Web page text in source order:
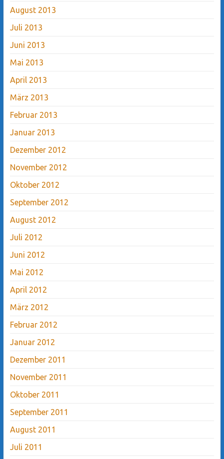
August 2013
Juli 2013
Juni 2013
Mai 2013
April 2013
März 2013
Februar 2013
Januar 2013
Dezember 2012
November 2012
Oktober 2012
September 2012
August 2012
Juli 2012
Juni 2012
Mai 2012
April 2012
März 2012
Februar 2012
Januar 2012
Dezember 2011
November 2011
Oktober 2011
September 2011
August 2011
Juli 2011